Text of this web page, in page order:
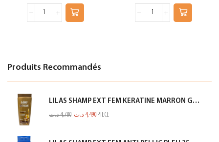
Produits Recommandés
LILAS SHAMP EXT FEM KERATINE MARRON GOLD 350ML
4,780د.ت 4,490 د.ت PIECE